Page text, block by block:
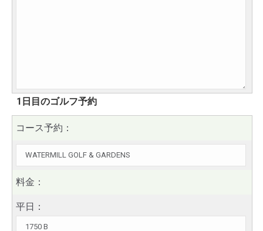
1日目のゴルフ予約
コース予約：
料金：
平日：